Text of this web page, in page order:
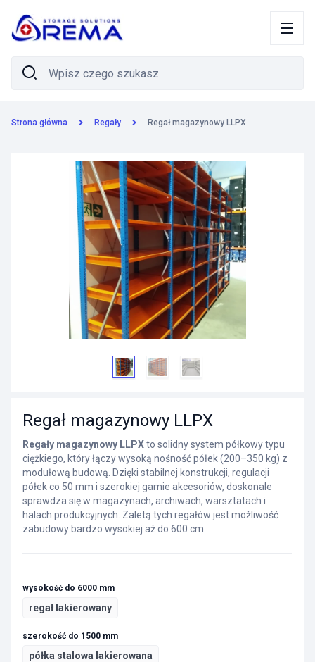
Strona główna Regały Regał magazynowy LLPX
Regał magazynowy LLPX
Regały magazynowy LLPXto solidny system półkowy typu
ciężkiego, który łączy wysoką nośność półek (200–350 kg) z
modułową budową. Dzięki stabilnej konstrukcji, regulacji
półek co 50 mm i szerokiej gamie akcesoriów, doskonale
sprawdza się w magazynach, archiwach, warsztatach i
halach produkcyjnych. Zaletą tych regałów jest możliwość
zabudowy bardzo wysokiej aż do 600 cm.
wysokość do 6000 mm
regał lakierowany
szerokość do 1500 mm
półka stalowa lakierowana